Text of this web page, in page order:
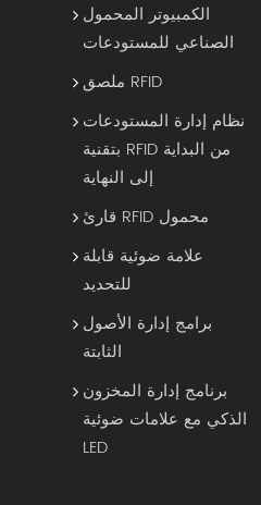
الكمبيوتر المحمول
الصناعي للمستودعات
ملصق RFID
نظام إدارة المستودعات
بتقنية RFID من البداية
إلى النهاية
قارئ RFID محمول
علامة ضوئية قابلة
للتحديد
برامج إدارة الأصول
الثابتة
برنامج إدارة المخزون
الذكي مع علامات ضوئية
LED